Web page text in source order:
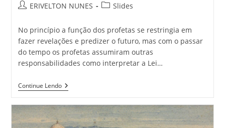
ERIVELTON NUNES Slides
No princípio a função dos profetas se restringia em
fazer revelações e predizer o futuro, mas com o passar
do tempo os profetas assumiram outras
responsabilidades como interpretar a Lei…
Continue Lendo